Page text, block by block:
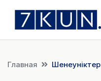
Главная Шенеуніктер